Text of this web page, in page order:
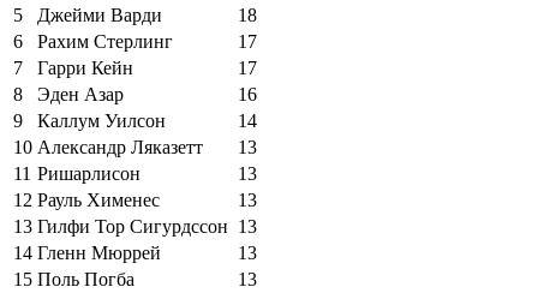
5
Джейми Варди
18
6
Рахим Стерлинг
17
7
Гарри Кейн
17
8
Эден Азар
16
9
Каллум Уилсон
14
10 Александр Ляказетт
13
11 Ришарлисон
13
12 Рауль Хименес
13
13 Гилфи Тор Сигурдссон 13
14 Гленн Мюррей
13
15 Поль Погба 13